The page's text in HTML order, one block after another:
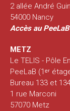
2 allée André
54000 Nancy
Accès au
METZ
Le TELIS - Pôle
PeeLaB (1ᵉʳ
Bureau 133 et
1 rue Marconi
57070 Metz